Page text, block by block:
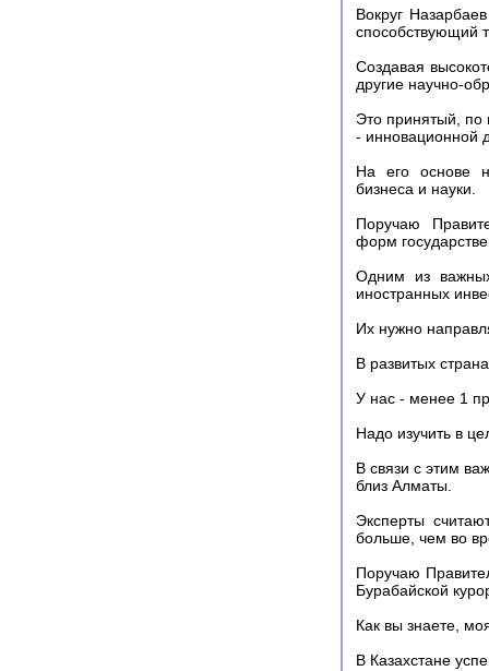
Вокруг
способствующий
Создавая
другие научно-
Это принятый, по
- инновационной
На его основе
бизнеса и науки.
Поручаю
форм
Одним из
иностранных
Их нужно
В развитых
У нас - менее 1
Надо изучить в
В связи с этим
близ Алматы.
Эксперты
больше, чем во
Поручаю
Бурабайской
Как вы знаете,
В Казахстане